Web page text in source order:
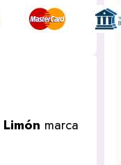
Limón marca